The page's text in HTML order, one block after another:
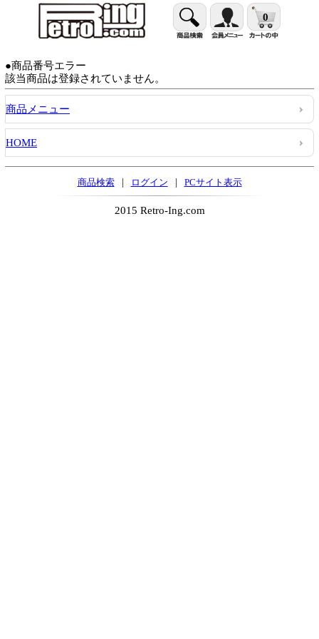
0
●商品番号エラー
該当商品は登録されていません。
商品メニュー
HOME
商品検索 | ログイン | PCサイト表示
2015 Retro-Ing.com